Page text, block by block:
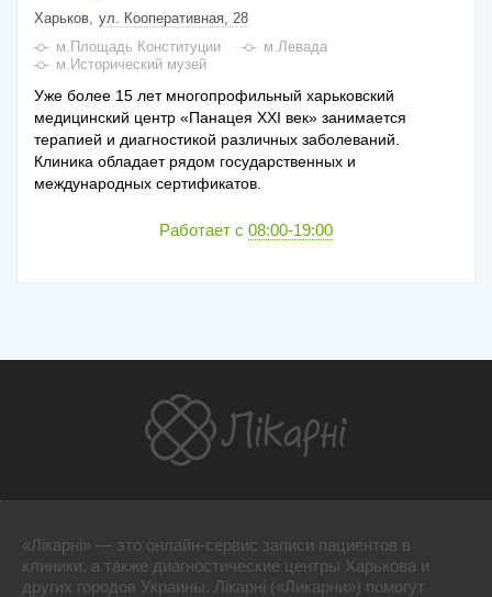
Харьков ул. Кооперативная, 28
м.Площадь Конституции
м.Левада
м.Исторический музей
Уже более 15 лет многопрофильный харьковский
медицинский центр «Панацея XXI век» занимается
терапией и диагностикой различных заболеваний.
Клиника обладает рядом государственных и
международных сертификатов.
Работает с 08:00-19:00
«Лікарні» — это онлайн-сервис записи пациентов в
клиники, а также диагностические центры Харькова и
других городов Украины. Лікарні («Ликарни») помогут